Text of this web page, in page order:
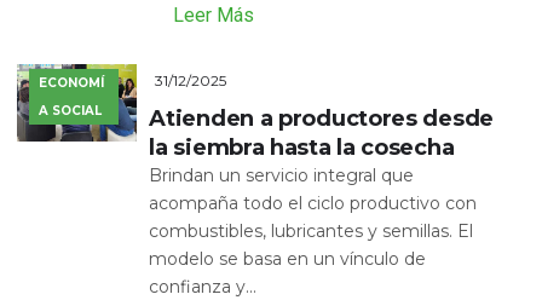
Leer Más
ECONOMÍ
A SOCIAL
31/12/2025
Atienden a productores desde
la siembra hasta la cosecha
Brindan un servicio integral que
acompaña todo el ciclo productivo con
combustibles, lubricantes y semillas. El
modelo se basa en un vínculo de
confianza y...